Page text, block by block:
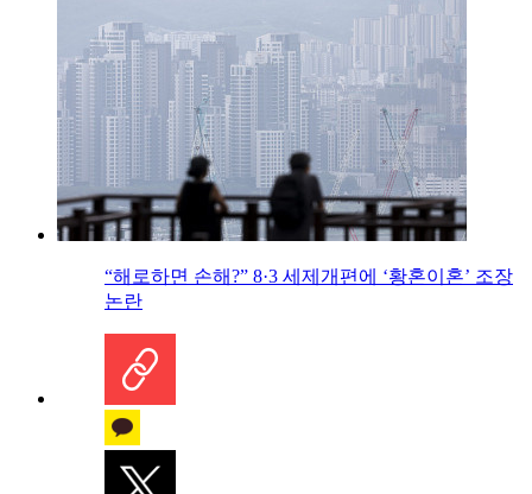
“해로하면 손해?” 8·3 세제개편에 ‘황혼이혼’ 조장
논란